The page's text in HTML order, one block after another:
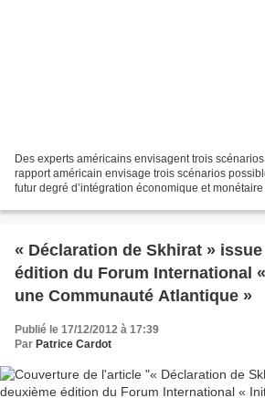
Des experts américains envisagent trois
rapport américain envisage trois scénarios
futur degré d’intégration économique et monétaire
« Déclaration de Skhirat »
édition du Forum International
une Communauté Atlantique »
Publié le 17/12/2012 à 17:39
Par Patrice Cardot